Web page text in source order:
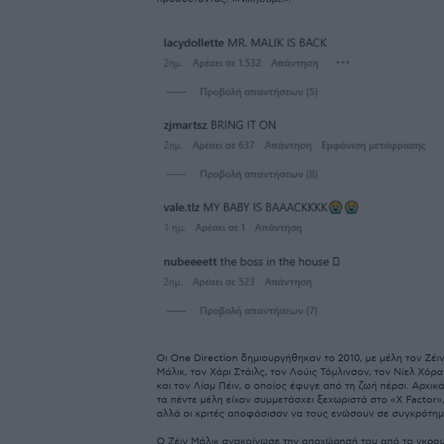
Οι One Direction δημιουργήθηκαν το 2010, με μέλη τον Ζέιν
Μάλικ, τον Χάρι Στάιλς, τον Λούις Τόμλινσον, τον Νίελ
και τον Λίαμ Πέιν, ο οποίος έφυγε από τη ζωή πέρσι.
τα πέντε μέλη είχαν συμμετάσχει ξεχωριστά στο «X Factor»,
αλλά οι κριτές αποφάσισαν να τους ενώσουν σε